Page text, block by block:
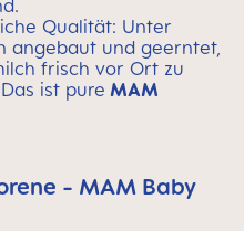
Qualität: Unter
angebaut und geerntet,
frisch vor Ort zu
ist pure MAM
- MAM Baby